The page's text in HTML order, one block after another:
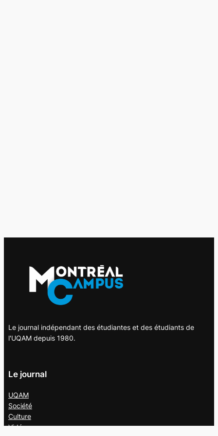
Le journal indépendant des étudiantes et des étudiants de
l'UQAM depuis 1980.
Le journal
UQAM
Société
Culture
Vidéos